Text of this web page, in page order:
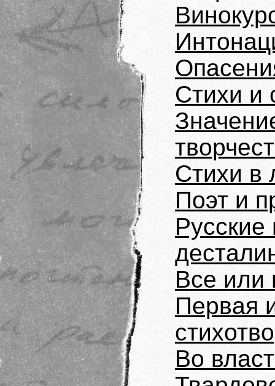
Стихи и
Стихи в
Поэт и
Все или
Первая
Во